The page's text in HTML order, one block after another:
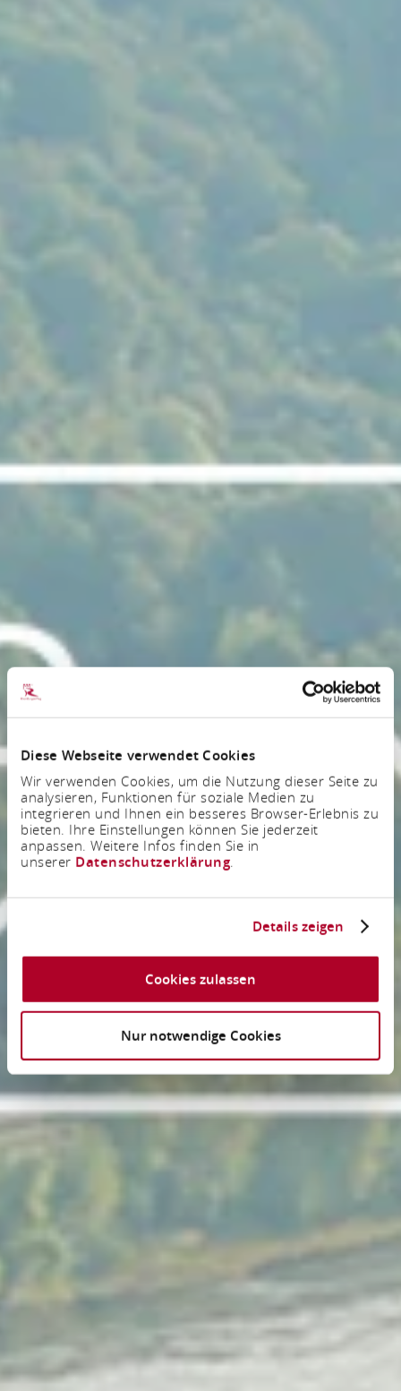
Diese Webseite verwendet Cookies
Wir verwenden Cookies, um die Nutzung dieser Seite zu
analysieren, Funktionen für soziale Medien zu
integrieren und Ihnen ein besseres Browser-Erlebnis zu
bieten. Ihre Einstellungen können Sie jederzeit
anpassen. Weitere Infos finden Sie in
unserer Datenschutzerklärung.
Details zeigen
Cookies zulassen
Nur notwendige Cookies